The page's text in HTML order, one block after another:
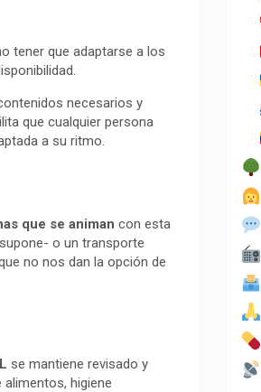
tener que adaptarse a los
necesarios y
que cualquier persona
a su ritmo.
que se animan con esta
o un transporte
no nos dan la opción de
se mantiene revisado y
higiene